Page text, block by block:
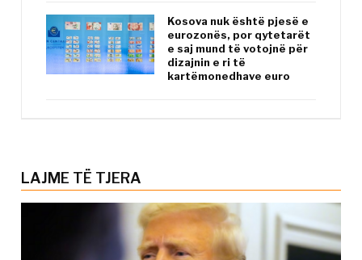
Kosova nuk është pjesë e
eurozonës, por qytetarët
e saj mund të votojnë për
dizajnin e ri të
kartëmonedhave euro
LAJME TË TJERA